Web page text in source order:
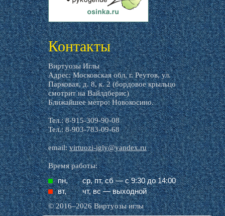
livemaster.ru
Контакты
Виртуозы Иглы
Адрес: Московская обл, г. Реутов, ул.
Парковая, д. 8, к. 2 (бордовое крыльцо
смотрит на Вайлдберис)
Ближайшее метро: Новокосино.
Тел.: 8-915-309-90-08
Тел.: 8-903-783-09-68
email:virtuozi-igly@yandex.ru
Время работы:
пн,
ср, пт, cб — с 9:30 до 14:00
вт,
чт, вс — выходной
© 2016–2026 Виртуозы иглы